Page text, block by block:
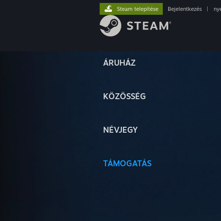
ÁRUHÁZ
KÖZÖSSÉG
NÉVJEGY
TÁMOGATÁS
Steam telepítése Bejelentkezés